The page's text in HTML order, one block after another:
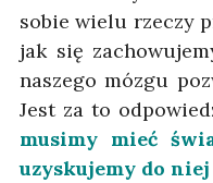
sobie wielu rzeczy
jak się
naszego mózgu
Jest za to
musimy mieć
uzyskujemy do